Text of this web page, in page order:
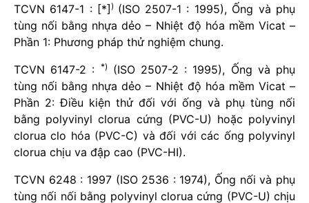
TCVN 6147-1 : [*]) (ISO 2507-1 : 1995), Ống và phụ
tùng nối bằng nhựa dẻo – Nhiệt độ hóa mềm Vicat –
Phần 1: Phương pháp thử nghiệm chung.
TCVN 6147-2 : *)
(ISO 2507-2 : 1995), Ống và phụ
tùng nối bằng nhựa dẻo – Nhiệt độ hóa mềm Vicat –
Phần 2: Điều kiện thử đối với ống và phụ tùng nối
bằng polyvinyl clorua cứng (PVC-U) hoặc polyvinyl
clorua clo hóa (PVC-C) và đối với các ống polyvinyl
clorua chịu va đập cao (PVC-HI).
TCVN 6248 : 1997 (ISO 2536 : 1974), Ống nối và phụ
tùng nối nối bằng polyvinyl clorua cứng (PVC-U) chịu